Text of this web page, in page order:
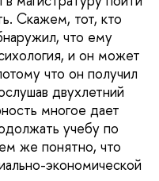
Скажем, тот, кто
что ему
и он может
что он получил
двухлетний
многое дает
учебу по
же понятно, что
экономической